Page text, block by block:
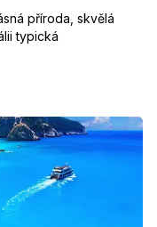
příroda, skvělá
typická